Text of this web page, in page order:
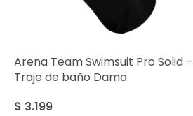
Arena Team Swimsuit Pro Solid –
Traje de baño Dama
$ 3.199